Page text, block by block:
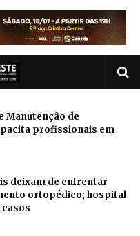
Manutenção de
profissionais em
deixam de enfrentar
ortopédico; hospital